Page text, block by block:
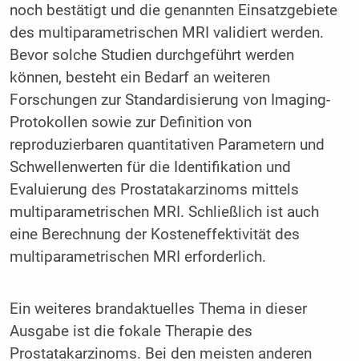
noch bestätigt und die genannten Einsatzgebiete
des multiparametrischen MRI validiert werden.
Bevor solche Studien durchgeführt werden
können, besteht ein Bedarf an weiteren
Forschungen zur Standardisierung von Imaging-
Protokollen sowie zur Definition von
reproduzierbaren quantitativen Parametern und
Schwellenwerten für die Identifikation und
Evaluierung des Prostatakarzinoms mittels
multiparametrischen MRI. Schließlich ist auch
eine Berechnung der Kosteneffektivität des
multiparametrischen MRI erforderlich.
Ein weiteres brandaktuelles Thema in dieser
Ausgabe ist die fokale Therapie des
Prostatakarzinoms. Bei den meisten anderen